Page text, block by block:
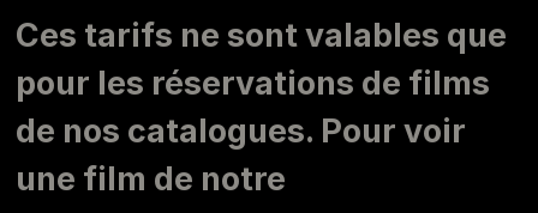
Ces tarifs ne sont valables que
pour les réservations de films
de nos catalogues. Pour voir
une film de notre